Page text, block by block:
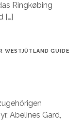
Ringkøbing
[…]
WESTJÜTLAND GUIDE
Abelines Gard,